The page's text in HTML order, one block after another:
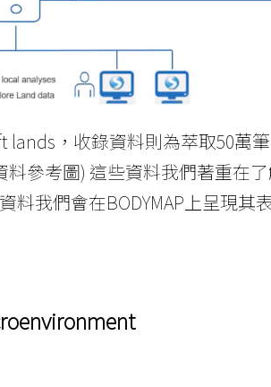
，收錄資料則為萃取50萬
參考圖) 這些資料我們著重在
我們會在BODYMAP上呈現其